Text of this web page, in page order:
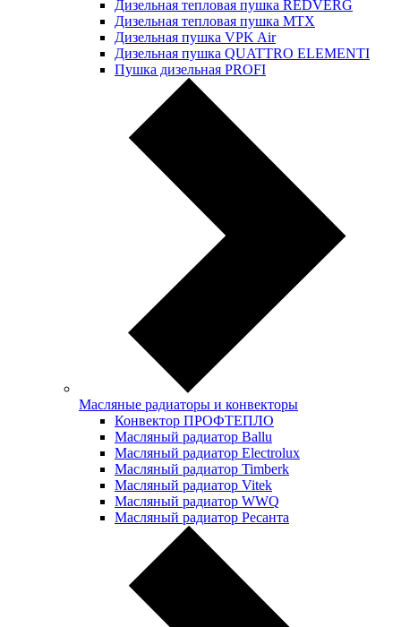
Дизельная тепловая пушка REDVERG
Дизельная тепловая пушка MTX
Дизельная пушка VPK Air
Дизельная пушка QUATTRO ELEMENTI
Пушка дизельная PROFI
Масляные радиаторы и конвекторы
Конвектор ПРОФТЕПЛО
Масляный радиатор Ballu
Масляный радиатор Electrolux
Масляный радиатор Timberk
Масляный радиатор Vitek
Масляный радиатор WWQ
Масляный радиатор Ресанта